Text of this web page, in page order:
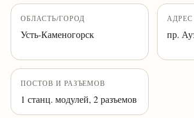
ОБЛАСТЬ/ГОРОД
Усть-Каменогорск
АДРЕС
пр.
ПОСТОВ И РАЗЪЕМОВ
1 станц. модулей, 2 разъемов